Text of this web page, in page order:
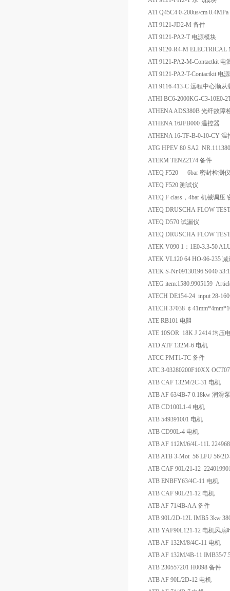
ATI Q45C4 0-200us/cm
ATI 9121-JD2-M 备件
ATI 9121-PA2-T 电源模块
ATI 9120-R4-M ELECTRICAL
ATI 9121-PA2-M-Contactkit
ATI 9121-PA2-T-Contactkit 电
ATI 9116-413-C 远程中心顺从
ATHI BC6-2000KG-C3-10E0-
ATHENA ADS380B 光纤故障
ATHENA 16JFB000 温控器
ATHENA 16-TF-B-0-10-CY 温
ATG HPEV 80 SA2
ATERM TENZ2174 备件
ATEQ F520 6bar 密封检测仪
ATEQ F520 测试仪
ATEQ F class，4bar 机械调压
ATEQ DRUSCHA FLOW
ATEQ D570 试漏仪
ATEQ DRUSCHA FLOW
ATEK V090 1：1E0-3.3-50
ATEK VL120 64 HO-96-235
ATEK S-Nr.09130196 S040
ATEG item:1580.9905159
ATECH DE154-24 input 28-
ATECH 37038 ￠
ATE RB101 电阻
ATE 10SOR 18K J 2414 均压
ATD ATF 132M-6 电机
ATCC PMT1-TC 备件
ATC 3-03280200F10XX
ATB CAF 132M/2C-31 电机
ATB AF 63/4B-7 0.18kw 润滑
ATB CD100L1-4 电机
ATB 549391001 电机
ATB CD90L-4 电机
ATB AF 112M/6/4L-11L
ATB ATB 3-Mot 56 LFU 56/
ATB CAF 90L/21-12
ATB ENBFY63/4C-11 电机
ATB CAF 90L/21-12 电机
ATB AF 71/4B-AA 备件
ATB 90L/2D-12L IMB5 3kw
ATB YAF90L121-12 电机风扇
ATB AF 132M/8/4C-11 电机
ATB AF 132M/4B-11 IMB35/
ATB 230557201 H0098 备件
ATB AF 90L/2D-12 电机